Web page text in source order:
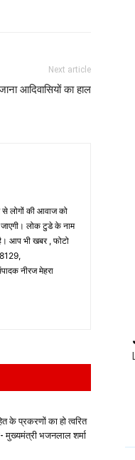
Next article
आदिवासियों का हाल
लोगों की आवाज को
जाएगी। लोक टुडे के नाम
आप भी खबर , फोटो
नीरज मेहरा
के प्रकरणों का हो त्वरित
मुख्यमंत्री भजनलाल शर्मा